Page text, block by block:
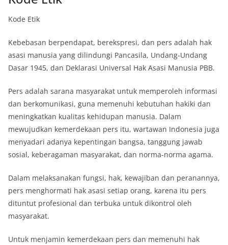
Kode Etik
Kebebasan berpendapat, berekspresi, dan pers adalah hak
asasi manusia yang dilindungi Pancasila, Undang-Undang
Dasar 1945, dan Deklarasi Universal Hak Asasi Manusia PBB.
Pers adalah sarana masyarakat untuk memperoleh informasi
dan berkomunikasi, guna memenuhi kebutuhan hakiki dan
meningkatkan kualitas kehidupan manusia. Dalam
mewujudkan kemerdekaan pers itu, wartawan Indonesia juga
menyadari adanya kepentingan bangsa, tanggung jawab
sosial, keberagaman masyarakat, dan norma-norma agama.
Dalam melaksanakan fungsi, hak, kewajiban dan peranannya,
pers menghormati hak asasi setiap orang, karena itu pers
dituntut profesional dan terbuka untuk dikontrol oleh
masyarakat.
Untuk menjamin kemerdekaan pers dan memenuhi hak